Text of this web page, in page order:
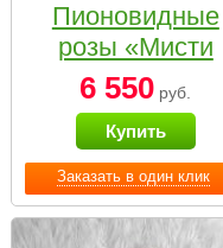
Заказать в один клик
Пионовидные
розы «Мисти
бабблс» в белой
коробке Small
6 550 руб.
Купить